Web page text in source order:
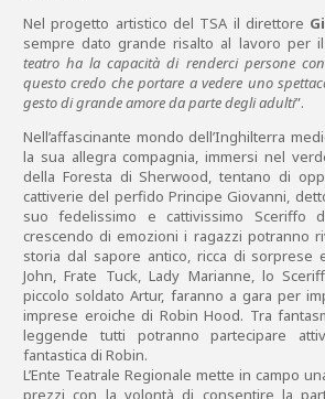
Nel progetto artistico del TSA il direttore
sempre dato grande risalto al lavoro per
teatro ha la capacità di renderci persone
questo credo che portare a vedere uno
gesto di grande amore da parte degli adulti”.
Nell’affascinante mondo dell’Inghilterra
la sua allegra compagnia, immersi nel
della Foresta di Sherwood, tentano di
cattiverie del perfido Principe Giovanni,
suo fedelissimo e cattivissimo Sceriffo
crescendo di emozioni i ragazzi potranno
storia dal sapore antico, ricca di sorprese
John, Frate Tuck, Lady Marianne, lo
piccolo soldato Artur, faranno a gara per
imprese eroiche di Robin Hood. Tra
leggende tutti potranno partecipare
fantastica di Robin.
L’Ente Teatrale Regionale mette in campo
prezzi con la volontà di consentire la